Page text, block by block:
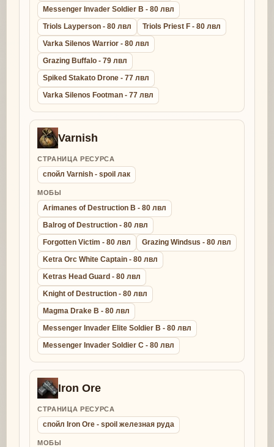
Messenger Invader Soldier B - 80 лвл
Triols Layperson - 80 лвл
Triols Priest F - 80 лвл
Varka Silenos Warrior - 80 лвл
Grazing Buffalo - 79 лвл
Spiked Stakato Drone - 77 лвл
Varka Silenos Footman - 77 лвл
Varnish
СТРАНИЦА РЕСУРСА
спойл Varnish - spoil лак
МОБЫ
Arimanes of Destruction B - 80 лвл
Balrog of Destruction - 80 лвл
Forgotten Victim - 80 лвл
Grazing Windsus - 80 лвл
Ketra Orc White Captain - 80 лвл
Ketras Head Guard - 80 лвл
Knight of Destruction - 80 лвл
Magma Drake B - 80 лвл
Messenger Invader Elite Soldier B - 80 лвл
Messenger Invader Soldier C - 80 лвл
Iron Ore
СТРАНИЦА РЕСУРСА
спойл Iron Ore - spoil железная руда
МОБЫ